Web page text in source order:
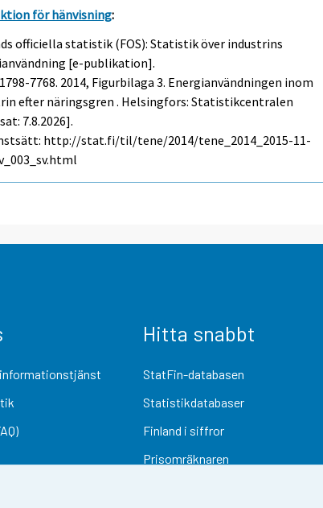
för hänvisning:
officiella statistik (FOS): Statistik över industrins
[e-publikation].
7768. 2014, Figurbilaga 3. Energianvändningen inom
efter näringsgren . Helsingfors: Statistikcentralen
7.8.2026].
http://stat.fi/til/tene/2014/tene_2014_2015-11-
Hitta snabbt
StatFin-databasen
Statistikdatabaser
Finland i siffror
Prisomräknaren